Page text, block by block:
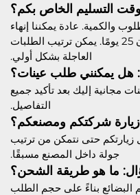
التسليم الخاص بكم؟
والكمية. عادة يمكننا إنهاء
في غضون 25 يومًا. يمكن ترتيب الطلبات
العاجلة بشكل أولي.
هل يمكنني طلب عينات؟
مجانية إليك بعد تأكيد جميع
التفاصيل.
زيارة شركتكم ومصنعكم؟
زيارتكم حتى نتمكن من ترتيب
جولة داخل المصنع مسبقًا.
ما هو طريقة الشحن؟
البضائع بناءً على حجم الطلب